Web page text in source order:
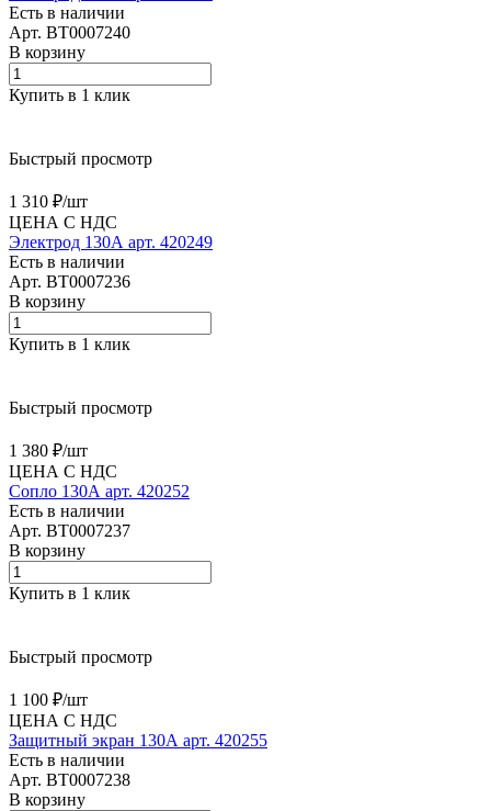
Есть в наличии
Арт. BT0007240
В корзину
Купить в 1 клик
Быстрый просмотр
1 310 ₽/шт
ЦЕНА С НДС
Электрод 130А арт. 420249
Есть в наличии
Арт. BT0007236
В корзину
Купить в 1 клик
Быстрый просмотр
1 380 ₽/шт
ЦЕНА С НДС
Сопло 130А арт. 420252
Есть в наличии
Арт. BT0007237
В корзину
Купить в 1 клик
Быстрый просмотр
1 100 ₽/шт
ЦЕНА С НДС
Защитный экран 130А арт. 420255
Есть в наличии
Арт. BT0007238
В корзину